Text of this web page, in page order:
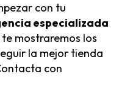
con tu
especializada
te mostraremos los
la mejor tienda
con